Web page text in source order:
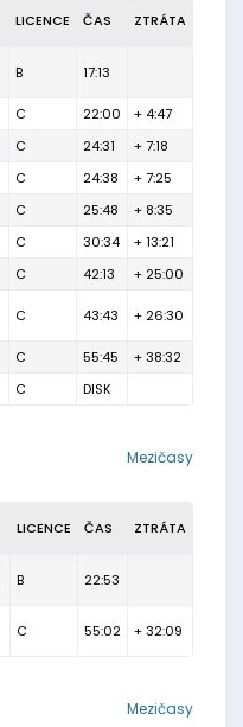
LICENCE ČAS ZTRÁTA
B 17:13
C 22:00
+ 4:47
C 24:31
+ 7:18
C 24:38
+ 7:25
C 25:48
+ 8:35
C 30:34
+ 13:21
C 42:13 + 25:00
C 43:43 + 26:30
C 55:45
+ 38:32
C DISK
Mezičasy
LICENCE ČAS ZTRÁTA
B 22:53
C 55:02 + 32:09
Mezičasy